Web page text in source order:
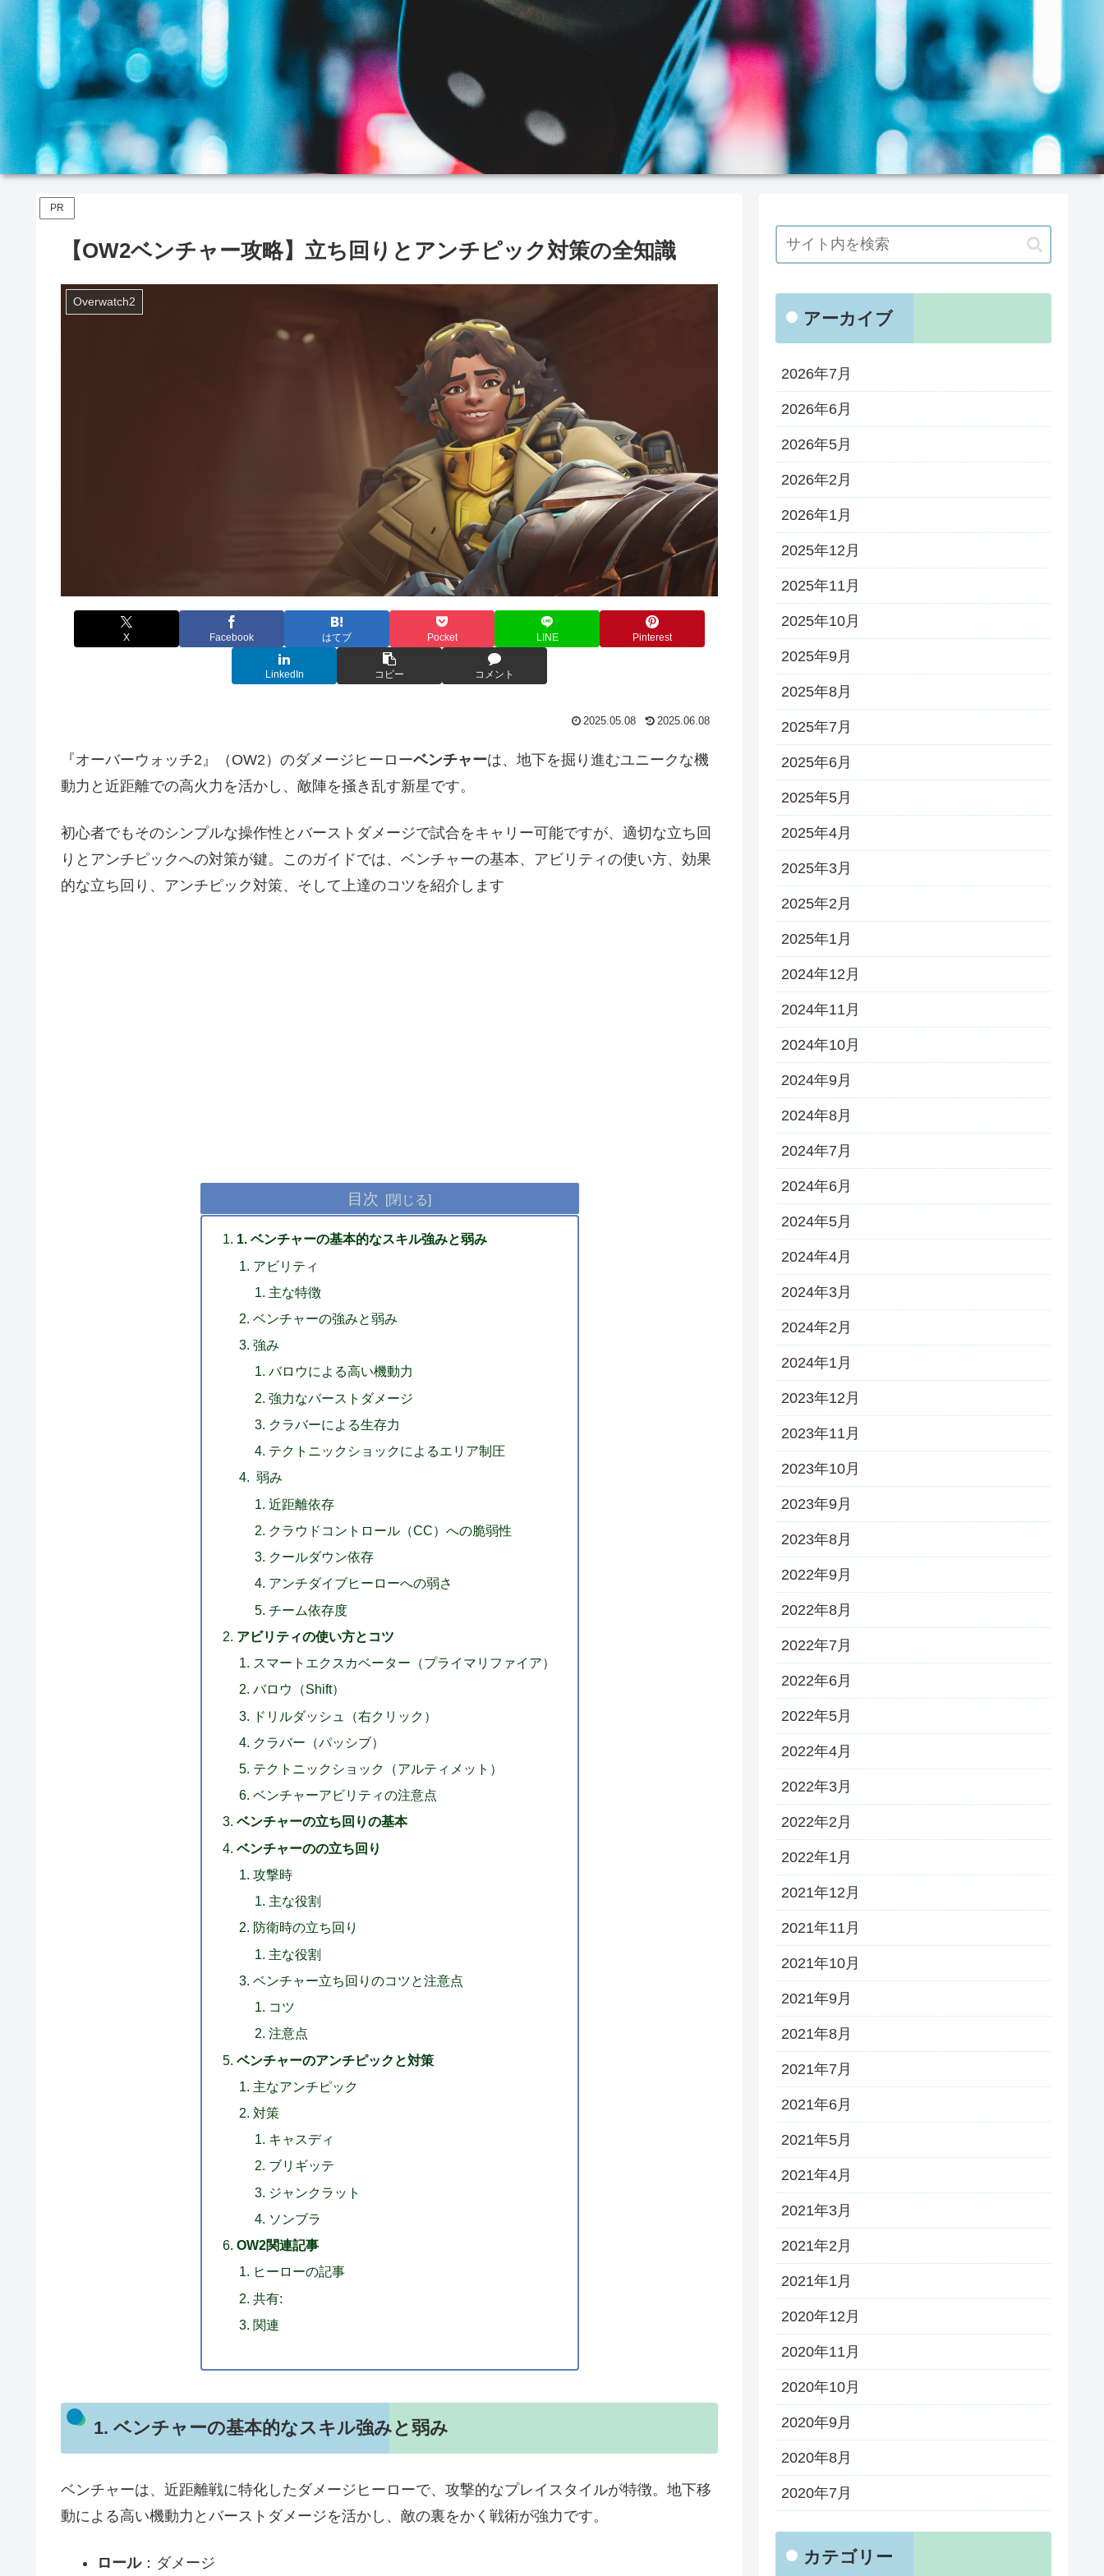
PR
【OW2ベンチャー攻略】立ち回りとアンチピック対策の全知識
Overwatch2
X Facebook はてブ Pocket LINE Pinterest
LinkedIn コピー コメント
2025.05.08 2025.06.08
『オーバーウォッチ2』（OW2）のダメージヒーローベンチャーは、地下を掘り進むユニークな機
動力と近距離での高火力を活かし、敵陣を掻き乱す新星です。
初心者でもそのシンプルな操作性とバーストダメージで試合をキャリー可能ですが、適切な立ち回
りとアンチピックへの対策が鍵。このガイドでは、ベンチャーの基本、アビリティの使い方、効果
的な立ち回り、アンチピック対策、そして上達のコツを紹介します
目次
1. ベンチャーの基本的なスキル強みと弱み
アビリティ
主な特徴
ベンチャーの強みと弱み
強み
バロウによる高い機動力
強力なバーストダメージ
クラバーによる生存力
テクトニックショックによるエリア制圧
弱み
近距離依存
クラウドコントロール（CC）への脆弱性
クールダウン依存
アンチダイブヒーローへの弱さ
チーム依存度
アビリティの使い方とコツ
スマートエクスカベーター（プライマリファイア）
バロウ（Shift）
ドリルダッシュ（右クリック）
クラバー（パッシブ）
テクトニックショック（アルティメット）
ベンチャーアビリティの注意点
ベンチャーの立ち回りの基本
ベンチャーのの立ち回り
攻撃時
主な役割
防衛時の立ち回り
主な役割
ベンチャー立ち回りのコツと注意点
コツ
注意点
ベンチャーのアンチピックと対策
主なアンチピック
対策
キャスディ
ブリギッテ
ジャンクラット
ソンブラ
OW2関連記事
ヒーローの記事
共有:
関連
1. ベンチャーの基本的なスキル強みと弱み
ベンチャーは、近距離戦に特化したダメージヒーローで、攻撃的なプレイスタイルが特徴。地下移
動による高い機動力とバーストダメージを活かし、敵の裏をかく戦術が強力です。
ロール：ダメージ
アーカイブ
2026年7月
2026年6月
2026年5月
2026年2月
2026年1月
2025年12月
2025年11月
2025年10月
2025年9月
2025年8月
2025年7月
2025年6月
2025年5月
2025年4月
2025年3月
2025年2月
2025年1月
2024年12月
2024年11月
2024年10月
2024年9月
2024年8月
2024年7月
2024年6月
2024年5月
2024年4月
2024年3月
2024年2月
2024年1月
2023年12月
2023年11月
2023年10月
2023年9月
2023年8月
2022年9月
2022年8月
2022年7月
2022年6月
2022年5月
2022年4月
2022年3月
2022年2月
2022年1月
2021年12月
2021年11月
2021年10月
2021年9月
2021年8月
2021年7月
2021年6月
2021年5月
2021年4月
2021年3月
2021年2月
2021年1月
2020年12月
2020年11月
2020年10月
2020年9月
2020年8月
2020年7月
カテゴリー